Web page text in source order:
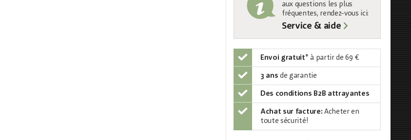
aux questions les plus
fréquentes, rendez-vous ici:
Service & aide
Envoi gratuit* à partir de 69 €
3 ans de garantie
Des conditions B2B attrayantes
Achat sur facture: Acheter en
toute sécurité!